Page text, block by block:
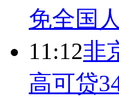
免全国
11:12非
高可贷